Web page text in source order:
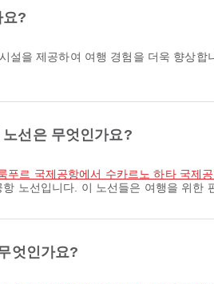
요?
설을 제공하여 여행 경험을 더욱 향상
선은 무엇인가요?
푸르 국제공항에서 수카르노 하타 국제
노선입니다. 이 노선들은 여행을 위한
엇인가요?